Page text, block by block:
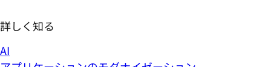
詳しく知る
AI